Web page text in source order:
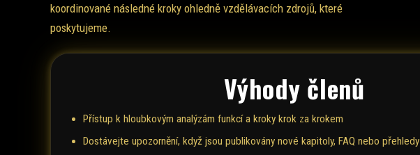
koordinované následné kroky ohledně vzdělávacích zdrojů, které
poskytujeme.
Výhody členů
Přístup k hloubkovým analýzám funkcí a kroky krok za krokem
Dostávejte upozornění, když jsou publikovány nové kapitoly, FAQ nebo přehledy